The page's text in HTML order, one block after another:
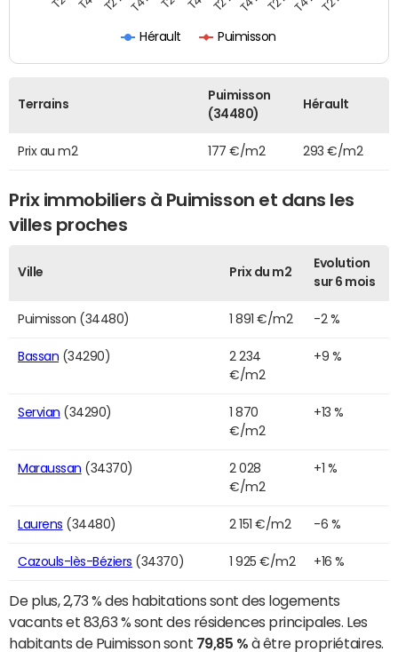
Hérault Puimisson
Terrains
Puimisson
(34480)
Hérault
Prix au m2 177 €/m2 293 €/m2
Prix immobiliers à Puimisson et dans les
villes proches
Ville Prix du m2
Evolution
sur 6 mois
Puimisson (34480) 1 891 €/m2 -2 %
Bassan (34290)
2 234
€/m2
+9 %
Servian (34290)
1 870
€/m2
+13 %
Maraussan (34370)
2 028
€/m2
+1 %
Laurens (34480) 2 151 €/m2 -6 %
Cazouls-lès-Béziers (34370) 1 925 €/m2 +16 %
De plus, 2,73 % des habitations sont des logements
vacants et 83,63 % sont des résidences principales. Les
habitants de Puimisson sont 79,85 % à être propriétaires.